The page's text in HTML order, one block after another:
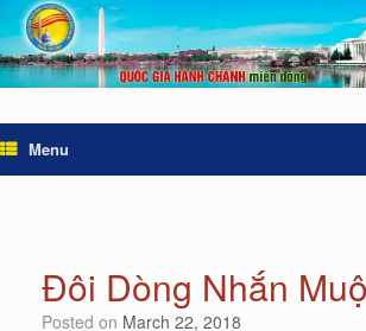
Menu
Đôi Dòng Nhắn
Posted on March 22, 2018